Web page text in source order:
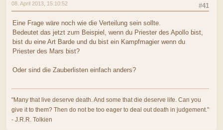
#41
08. April 2013, 15:10:52
Eine Frage wäre noch wie die Verteilung sein sollte.
Bedeutet das jetzt zum Beispiel, wenn du Priester des Apollo bist,
bist du eine Art Barde und du bist ein Kampfmagier wenn du
Priester des Mars bist?
Oder sind die Zauberlisten einfach anders?
"Many that live deserve death. And some that die deserve life. Can you
give it to them? Then do not be too eager to deal out death in judgement."
- J.R.R. Tolkien